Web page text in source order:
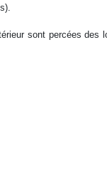
sont percées des